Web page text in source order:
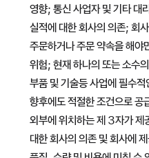
영향; 통신 사업자 및 기타 대
실적에 대한 회사의 의존; 회
주문하거나 주문 약속을 해야
위험; 현재 하나의 또는 소수
부품 및 기술등 사업에 필수
향후에도 적절한 조건으로 공
외부에 위치하는 제 3자가 제
대한 회사의 의존 및 회사에